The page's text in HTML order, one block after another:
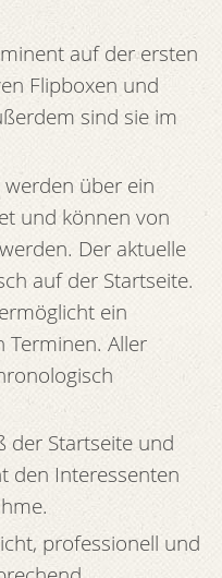
auf der ersten
Flipboxen und
sind sie im
über ein
und können von
Der aktuelle
auf der Startseite.
ein
Terminen. Aller
der Startseite und
den Interessenten
professionell und